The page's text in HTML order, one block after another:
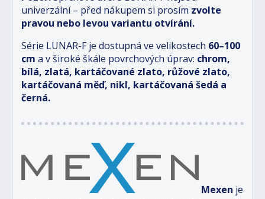
univerzální – před nákupem si prosím zvolte
pravou nebo levou variantu otvírání.
Série LUNAR-F je dostupná ve velikostech 60–100
cm a v široké škále povrchových úprav: chrom,
bílá, zlatá, kartáčované zlato, růžové zlato,
kartáčovaná měď, nikl, kartáčovaná šedá a
černá.
Mexen je